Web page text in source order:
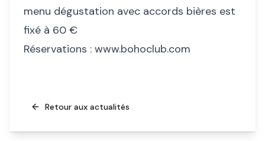
menu dégustation avec accords bières est
fixé à 60 €
Réservations : www.bohoclub.com
Retour aux actualités